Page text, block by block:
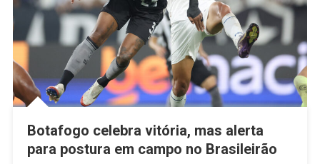
Botafogo celebra vitória, mas alerta
para postura em campo no Brasileirão